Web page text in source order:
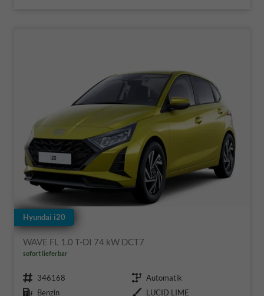
Hyundai i20
WAVE FL 1.0 T-DI 74 kW DCT7
sofort lieferbar
Fahrzeugnr. 346168 Getriebe Automatik
Kraftstoff Benzin Außenfarbe LUCID LIME